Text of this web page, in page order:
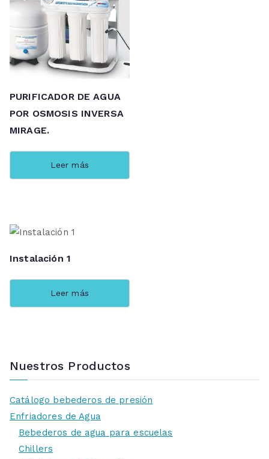
PURIFICADOR DE AGUA
POR OSMOSIS INVERSA
MIRAGE.
Leer más
Instalación 1
Leer más
Nuestros Productos
Catálogo bebederos de presión
Enfriadores de Agua
Bebederos de agua para escuelas
Chillers